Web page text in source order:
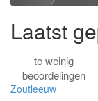
Laatst
teweinig
beoordelingen
Zoutleeuw